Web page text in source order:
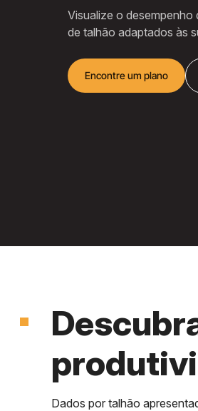
Visualize o
de talhão adaptados às
Encontre um plano
Dados por talhão